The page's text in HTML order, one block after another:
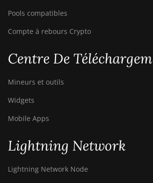
AntMiner S19
(198Th)
AntMiner S19
BITMAIN
XP (140Th)
AntMiner S19
Pools compatibles
Compte à rebours Crypto
Centre De
Mineurs et outils
Widgets
Mobile Apps
Lightning Network
Lightning Network Node